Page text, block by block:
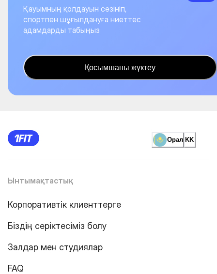
Қауымның қолдауын сезініп,
спортпен шұғылдануға ниеттес
адамдарды табыңыз
Қосымшаны жүктеу
Орал KK
Ынтымақтастық
Корпоративтік клиенттерге
Біздің серіктесіміз болу
Залдар мен студиялар
FAQ